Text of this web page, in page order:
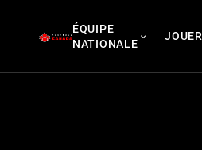
ÉQUIPE
NATIONALE
JOUER